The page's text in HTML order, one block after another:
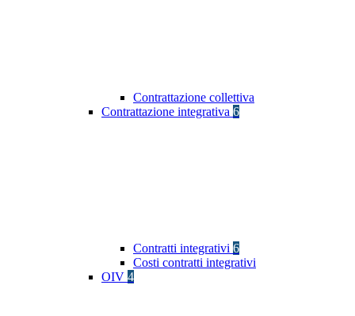
Contrattazione collettiva
Contrattazione integrativa 6
Contratti integrativi 6
Costi contratti integrativi
OIV 4